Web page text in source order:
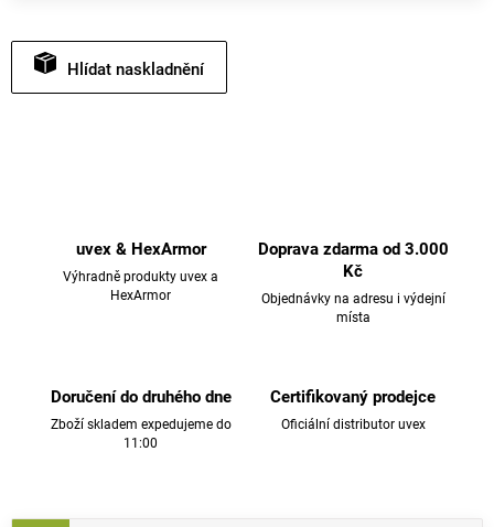
Hlídat
uvex & HexArmor
Výhradně produkty uvex a
HexArmor
Doprava zdarma od 3.000
Kč
Objednávky na adresu i výdejní
místa
Doručení do druhého dne
Zboží skladem expedujeme do
11:00
Certifikovaný prodejce
Oficiální distributor uvex